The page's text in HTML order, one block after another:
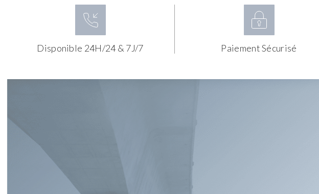
Disponible 24H/24 & 7J/7 Paiement Sécurisé